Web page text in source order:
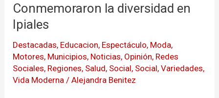
Conmemoraron la diversidad en
Ipiales
Destacadas, Educacion, Espectáculo, Moda,
Motores, Municipios, Noticias, Opinión, Redes
Sociales, Regiones, Salud, Social, Social,Variedades,
Vida Moderna /Alejandra Benitez
diversidad
en